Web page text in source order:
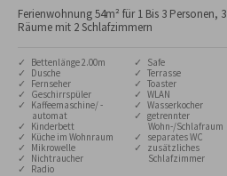
Ferienwohnung 54m² für 1 Bis 3 Personen, 3
Räume mit 2 Schlafzimmern
✓ Bettenlänge 2.00m
✓ Dusche
✓ Fernseher
✓ Geschirrspüler
✓ Kaffeemaschine/ -
automat
✓ Kinderbett
✓ Küche im Wohnraum
✓ Mikrowelle
✓ Nichtraucher
✓ Radio
✓ Safe
✓ Terrasse
✓ Toaster
✓ WLAN
✓ Wasserkocher
✓ getrennter
Wohn-/Schlafraum
✓ separates WC
✓ zusätzliches
Schlafzimmer